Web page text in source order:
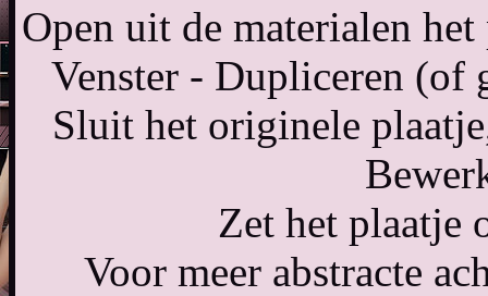
Open uit de materialen
Venster - Dupliceren (of
Sluit het originele
Zet het plaatje
Voor meer abstracte